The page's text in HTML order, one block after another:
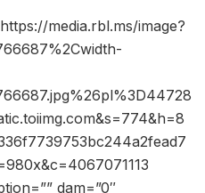
media.rbl.ms/image?
dam=”0″